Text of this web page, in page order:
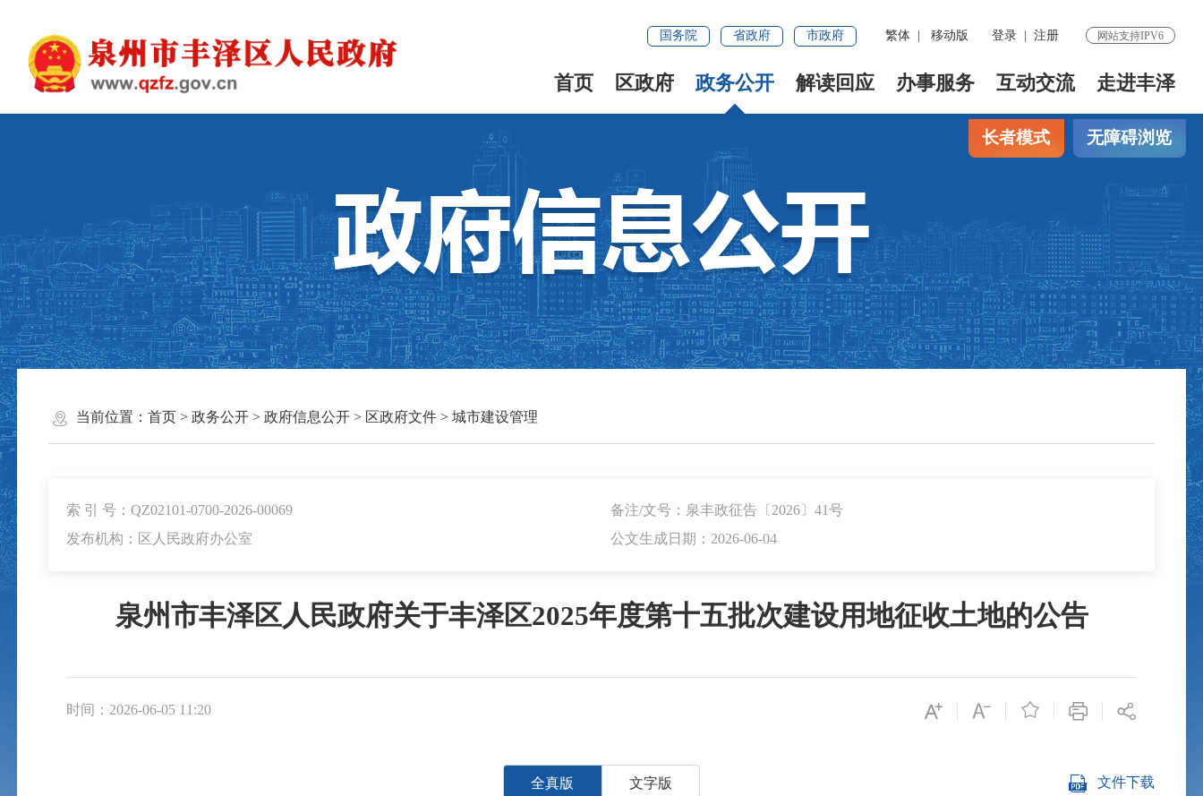
国务院 省政府 市政府 繁体 移动版 登录 注册 网站支持IPV6
首页 区政府 政务公开 解读回应 办事服务 互动交流 走进丰泽
长者模式 无障碍浏览
当前位置： 首页> 政务公开> 政府信息公开> 区政府文件> 城市建设管理
索 引 号：QZ02101-0700-2026-00069
备注/文号：泉丰政征告〔2026〕41号
发布机构：区人民政府办公室
公文生成日期：2026-06-04
泉州市丰泽区人民政府关于丰泽区2025年度第十五批次建设用地征收土地的公告
时间：2026-06-05 11:20 
全真版 文字版 文件下载